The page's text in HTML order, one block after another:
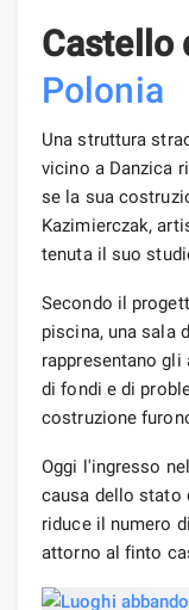
Castello
Polonia
Una struttura
vicino a Danzica
se la sua
Kazimierczak,
tenuta il suo
Secondo il
piscina, una sala
rappresentano
di fondi e di
costruzione
Oggi l'ingresso
causa dello stato
riduce il numero
attorno al finto